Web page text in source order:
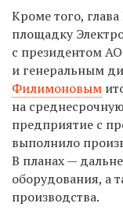
Кроме того,
площадку
с президентом
и генеральным
Филимоновым
на
предприятие с
выполнило
В планах —
оборудования, а
производства.